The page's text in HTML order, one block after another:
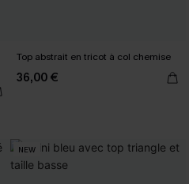
Top abstrait en tricot à col chemise
36,00 €
NEW